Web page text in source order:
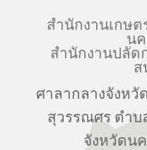
สำนักงานเกษ
น
สำนักงานปลัด
ส
ศาลากลางจังห
สุวรรณศร ตำบ
จังหวัดน